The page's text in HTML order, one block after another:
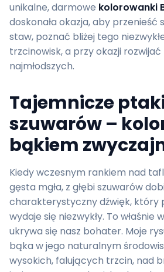
unikalne, darmowe kolorowanki
doskonała okazja, aby przenieść
staw, poznać bliżej tego
trzcinowisk, a przy okazji
najmłodszych.
Tajemnicze
szuwarów –
bąkiem
Kiedy wczesnym rankiem nad
gęsta mgła, z głębi szuwarów
charakterystyczny dźwięk, który
wydaje się niezwykły. To
ukrywa się nasz bohater. Moje
bąka w jego naturalnym
wysokich, falujących trzcin, nad